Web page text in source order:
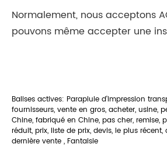
Normalement, nous acceptons
pouvons même accepter une
Balises actives: Parapluie d'impression
fournisseurs, vente en gros, acheter, usine,
Chine, fabriqué en Chine, pas cher, remise,
réduit, prix, liste de prix, devis, le plus
dernière vente , Fantaisie